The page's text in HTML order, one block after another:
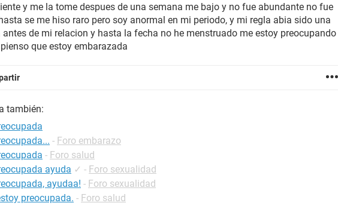
y me la tome despues de una semana me bajo y no fue abundante no fue
se me hiso raro pero soy anormal en mi periodo, y mi regla abia sido una
antes de mi relacion y hasta la fecha no he menstruado me estoy preocupando
que estoy embarazada
también:
- Foro embarazo
- Foro salud
ayuda ✓ - Foro sexualidad
ayudaa! - Foro sexualidad
preocupada. - Foro salud